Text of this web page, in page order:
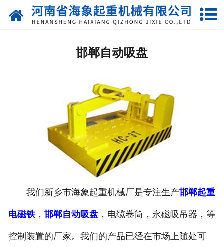
网站首页
邯郸强力电磁吸盘
邯郸圆型电磁铁
邯郸方型电磁铁
邯郸椭圆型电磁铁
邯郸永磁吸盘
邯郸自动吸盘
邯郸整流控制设备
邯郸自动吸盘
我们新乡市海象起重机械厂是专注生产邯郸起重
电磁铁， 邯郸自动吸盘，电缆卷筒，永磁吸吊器，等
控制装置的厂家。我们的产品已经在市场上随处可